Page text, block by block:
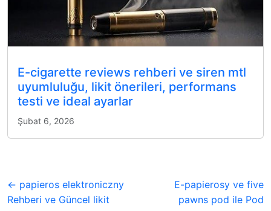
E-cigarette reviews rehberi ve siren mtl
uyumluluğu, likit önerileri, performans
testi ve ideal ayarlar
Şubat 6, 2026
← papieros elektroniczny
Rehberi ve Güncel likit
E-papierosy ve five
pawns pod ile Pod